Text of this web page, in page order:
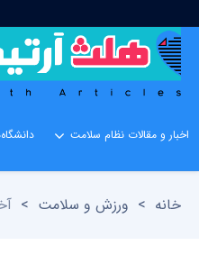
اخبار و مقالات نظام سلامت
خانه > ورزش و سلامت >